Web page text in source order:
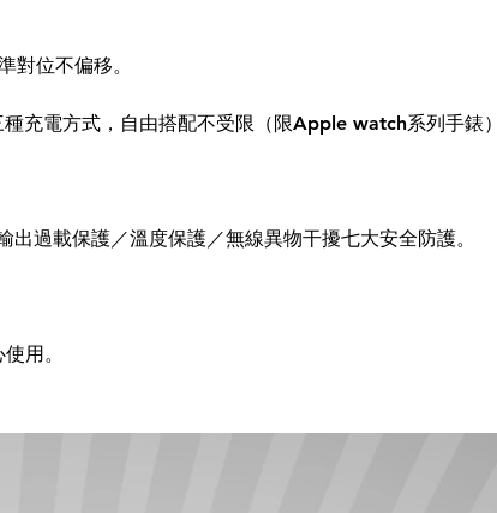
對位不偏移。
充電方式，自由搭配不受限（限Apple watch系列手錶
過載保護／溫度保護／無線異物干擾七大安全防護。
用。